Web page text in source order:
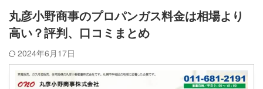
丸彦小野商事のプロパンガス料金は相場より
高い？評判、口コミまとめ
2024年6月17日